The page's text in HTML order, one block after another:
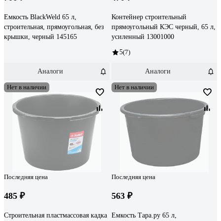
Емкость BlackWeld 65 л,
строительная, прямоугольная, без
крышки, черный 145165
Аналоги
Контейнер строительный
прямоугольный КЭС черный, 65 л,
усиленный 13001000
5(7)
Аналоги
Нет в наличии
Последняя цена
485 ₽
Строительная пластмассовая кадка
Нет в наличии
Последняя цена
563 ₽
Емкость Тара.ру 65 л,